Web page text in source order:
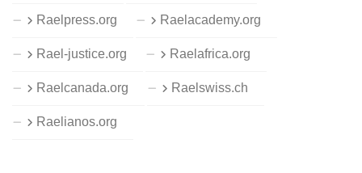
Raelpress.org Raelacademy.org
Rael-justice.org Raelafrica.org
Raelcanada.org Raelswiss.ch
Raelianos.org